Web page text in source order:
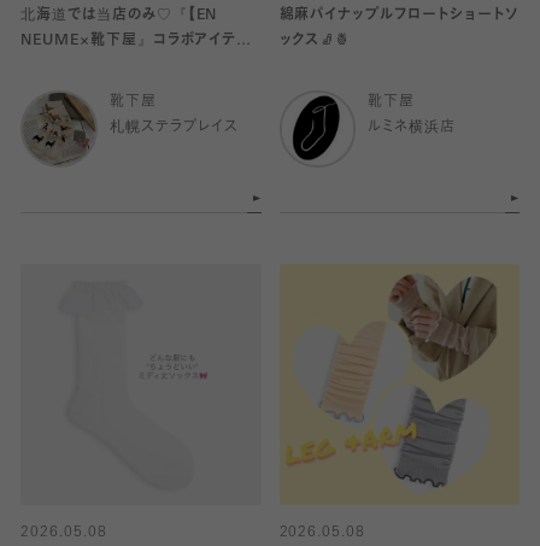
北海道では当店のみ♡『【EN
NEUME×靴下屋』コラボアイテム
靴下屋
札幌ステラプレイス
綿麻パイナップルフロートショートソ
ックス🧦🍍
靴下屋
ルミネ横浜店
2026.05.08
2026.05.08